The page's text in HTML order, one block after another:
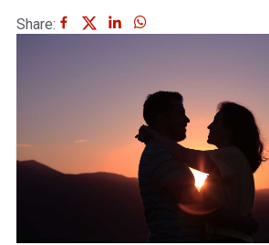
Share: